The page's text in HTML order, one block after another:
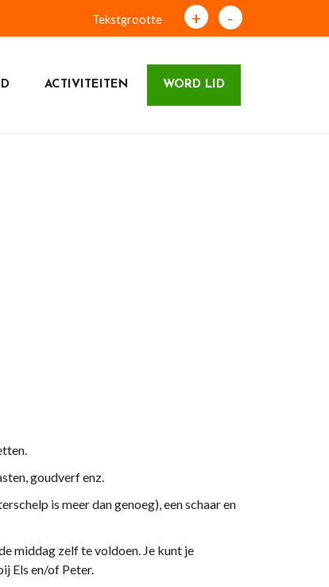
Tekstgrootte + -
ACTIVITEITEN WORD LID
goudverf enz.
is meer dan genoeg), een schaar en
middag zelf te voldoen. Je kunt je
Els en/of Peter.